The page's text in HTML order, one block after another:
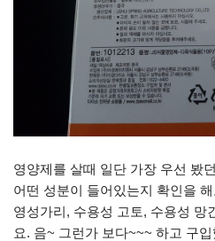
영양제를 살때 일단 가장 우선 봤
어떤 성분이 들어있는지 확인을
영성가리, 수용성 고토, 수용성 망
요. 음~ 그런가 보다~~~ 하고 구